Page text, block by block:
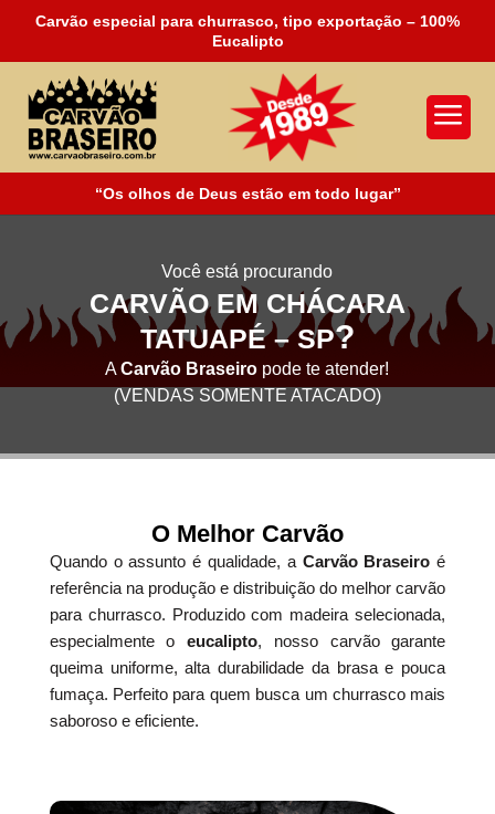
Carvão especial para churrasco, tipo exportação – 100%
Eucalipto
a
“Os olhos de Deus estão em todo lugar”
Você está procurando
CARVÃO EM CHÁCARA
TATUAPÉ – SP?
ACarvão Braseiro pode te atender!
(VENDAS SOMENTE ATACADO)
O Melhor Carvão
Quando o assunto é qualidade, a Carvão Braseiro é
referência na produção e distribuição do melhor carvão
para churrasco. Produzido com madeira selecionada,
especialmente oeucalipto, nosso carvão garante
queima uniforme, alta durabilidade da brasa e pouca
fumaça. Perfeito para quem busca um churrasco mais
saboroso e eficiente.